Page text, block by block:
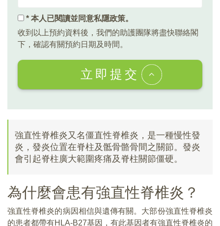
* 本人已閱讀並同意私隱政策。
收到以上預約資料後，我們的助護團隊將盡快聯絡閣
下，確認有關預約日期及時間。
立即提交
強直性脊椎炎又名僵直性脊椎炎，是一種慢性發
炎，發炎位置在脊柱及骶骨骼骨間之關節。發炎
會引起脊柱廣大範圍疼痛及脊柱關節僵硬。
為什麼會患有強直性脊椎炎？
強直性脊椎炎的病因相信與遺傳有關。大部份強直性脊椎炎
的患者都帶有HLA-B27基因，有此基因者有強直性脊椎炎的